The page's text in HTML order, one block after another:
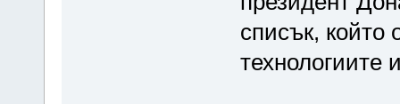
списък, който
технологиите